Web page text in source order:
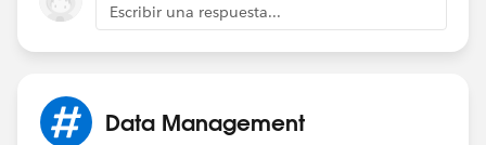
Escribir una respuesta...
Data Management